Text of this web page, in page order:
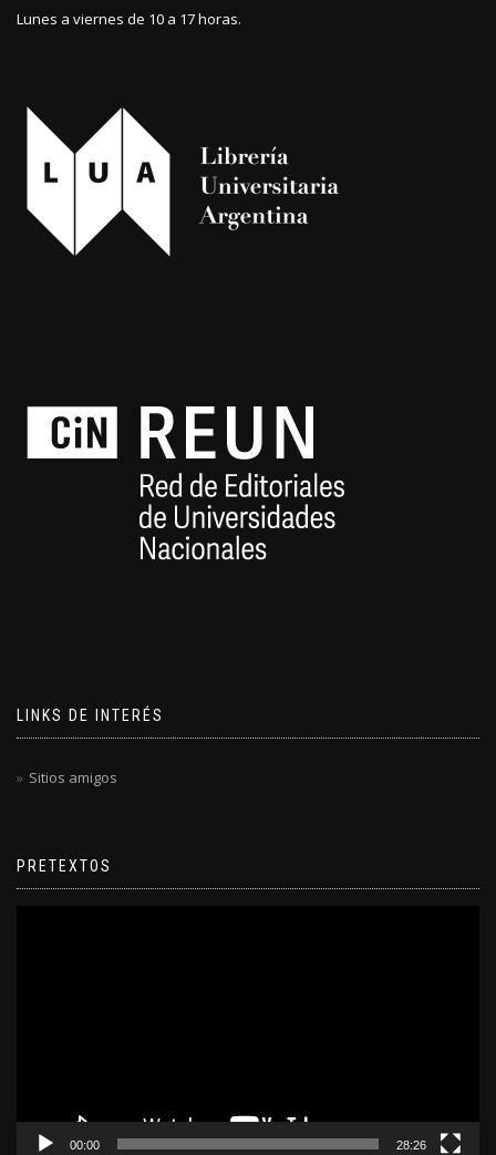
Lunes a viernes de 10 a 17 horas.
LINKS DE INTERÉS
Sitios amigos
PRETEXTOS
00:00 28:26